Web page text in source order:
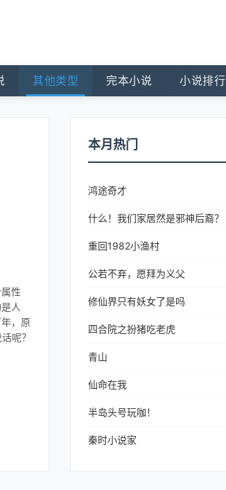
其他类型 完本小说 小说排行
性
人
，原
呢？
本月热门
鸿途奇才
什么！我们家居然是邪神后裔？
重回1982小渔村
公若不弃，愿拜为义父
修仙界只有妖女了是吗
四合院之扮猪吃老虎
青山
仙命在我
半岛头号玩咖！
秦时小说家